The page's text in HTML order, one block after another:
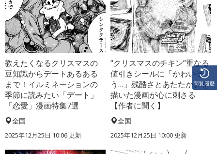
教えたくなるクリスマスの
豆知識からデートあるある
まで！イルミネーションの
季節に読みたい「デート」
「恋愛」漫画特集7選
全国
2025年12月25日 10:06 更新
“クリスマスのチキン”重なる
値引きシールに「かわいそ
う…」残酷さとあたたかさを
描いた漫画が心に刺さる
【作者に聞く】
全国
2025年12月25日 10:00 更新
閲覧履歴